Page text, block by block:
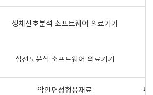
생체신호분석 소프트웨어 의료기기
심전도분석 소프트웨어 의료기기
악안면성형용재료 두